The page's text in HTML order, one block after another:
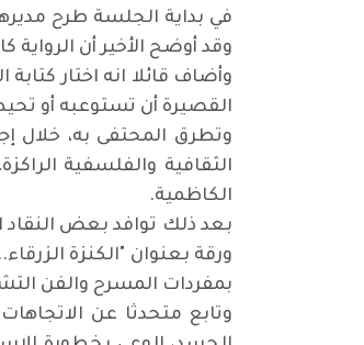
في بداية الجلسة طرح
وقد أوضح الأخير أن الرواية
وأضاف قائلا انه اختار
القصيرة أن تستوعبه أو
وتطرق المحتفى به، خلال
الثقافية والفلسفية
الكاظمية.
بعد ذلك توافد بعض النقاد
ورقة بعنوان "الكنزة
بمفردات المسرح والفن
وتابع متحدثا عن